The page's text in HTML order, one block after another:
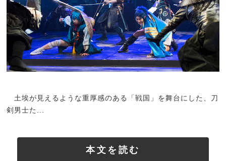
土埃が見えるような重厚感のある「戦国」を舞台にした、刀
剣男士た...
本文を読む